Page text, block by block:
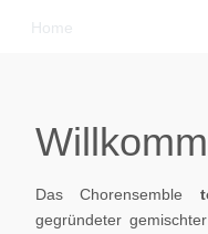
Home
Das Chorensemble
gegründeter